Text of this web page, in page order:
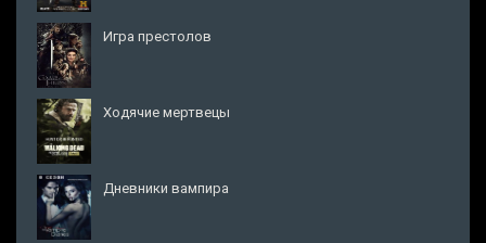
Игра престолов
Ходячие мертвецы
Дневники вампира